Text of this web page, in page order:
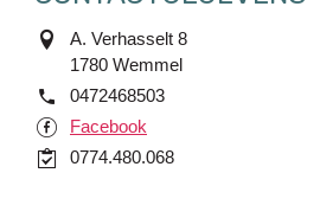
adresA. Verhasselt 8
1780 Wemmel
tel.
0472468503
Facebook
Facebook
Handelsregister2
0774.480.068